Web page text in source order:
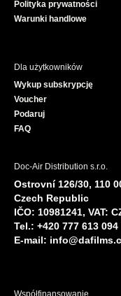
Polityka prywatności
Warunki handlowe
Dla użytkowników
Wykup subskrypcję
Voucher
Podaruj
FAQ
Doc-Air Distribution s.r.o.
Ostrovní 126/30, 110
Czech Republic
IČO: 10981241, VAT:
Tel.: +420 777 613
E-mail:
Współfinansowanie